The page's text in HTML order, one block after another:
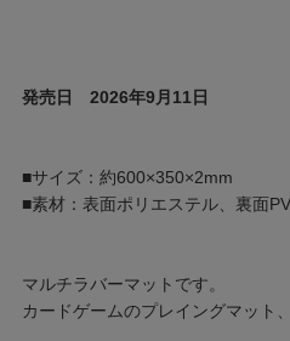
発売日 2026年9月11日
■サイズ：約600×350×2mm
■素材：表面ポリエステル、裏面
マルチラバーマットです。
カードゲームのプレイングマット